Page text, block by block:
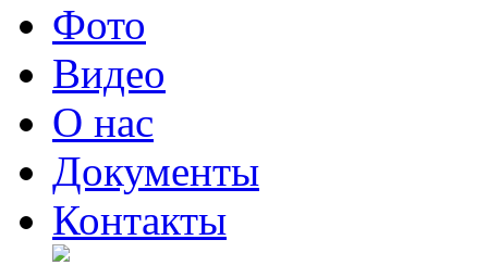
Фото
Видео
О нас
Документы
Контакты